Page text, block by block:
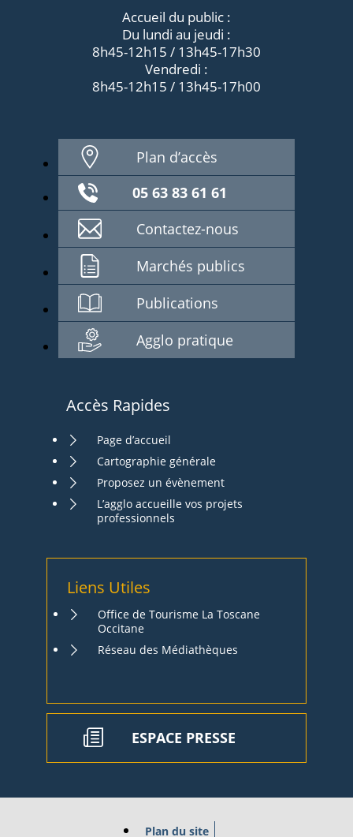
Accueil du public :
Du lundi au jeudi :
8h45-12h15 / 13h45-17h30
Vendredi :
8h45-12h15 / 13h45-17h00
Plan d’accès
05 63 83 61 61
Contactez-nous
Marchés publics
Publications
Agglo pratique
Accès Rapides
Page d’accueil
Cartographie générale
Proposez un évènement
L’agglo accueille vos projets
professionnels
Liens Utiles
Office de Tourisme La Toscane
Occitane
Réseau des Médiathèques
ESPACE PRESSE
Plan du site